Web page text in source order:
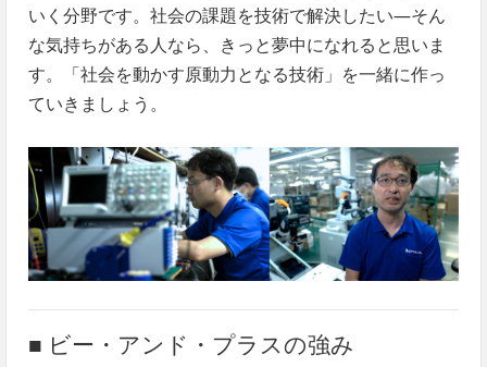
いく分野です。社会の課題を技術で解決したい―そん
な気持ちがある人なら、きっと夢中になれると思いま
す。「社会を動かす原動力となる技術」を一緒に作っ
ていきましょう。
■ ビー・アンド・プラスの強み